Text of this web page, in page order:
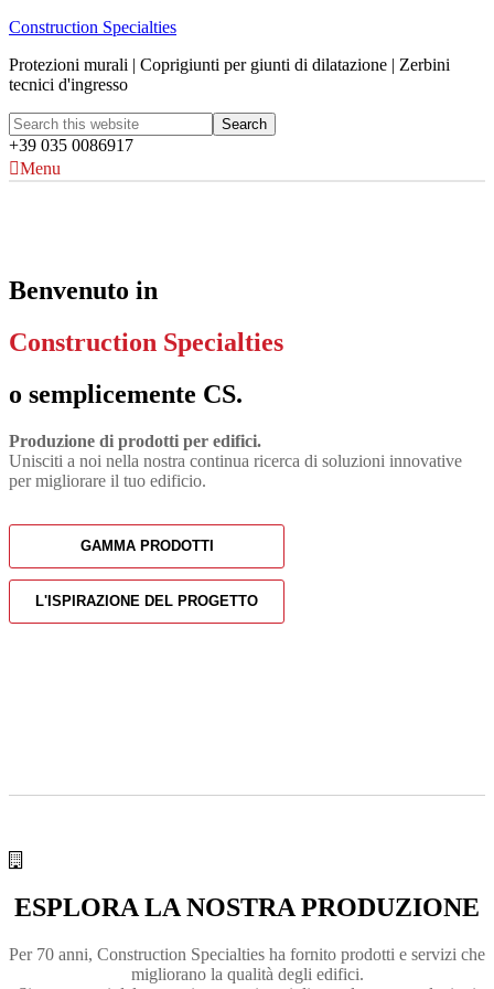
Construction Specialties
Protezioni murali | Coprigiunti per giunti di dilatazione | Zerbini
tecnici d'ingresso
+39 035 0086917
Menu
Benvenuto in
Construction Specialties
o semplicemente CS.
Produzione di prodotti per edifici.
Unisciti a noi nella nostra continua ricerca di soluzioni innovative
per migliorare il tuo edificio.
GAMMA PRODOTTI
L'ISPIRAZIONE DEL PROGETTO
ESPLORA LA NOSTRA PRODUZIONE
Per 70 anni, Construction Specialties ha fornito prodotti e servizi che
migliorano la qualità degli edifici.